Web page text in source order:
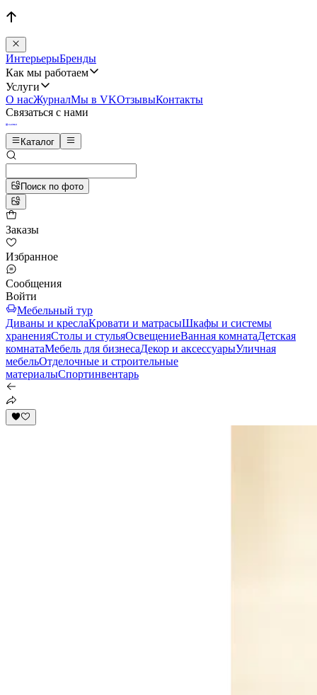
ИнтерьерыБренды
Как мы работаем
Услуги
О насЖурналМы в VKОтзывыКонтакты
Связаться с нами
Каталог
Поиск по фото
Заказы
Избранное
Сообщения
Войти
Мебельный тур
Диваны и креслаКровати и матрасыШкафы и системы
храненияСтолы и стульяОсвещениеВанная комнатаДетская
комнатаМебель для бизнесаДекор и аксессуарыУличная
мебельОтделочные и строительные
материалыСпортинвентарь